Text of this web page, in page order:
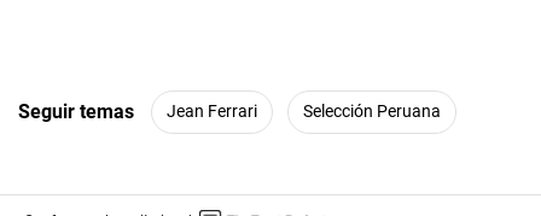
Seguir temas Jean Ferrari Selección Peruana